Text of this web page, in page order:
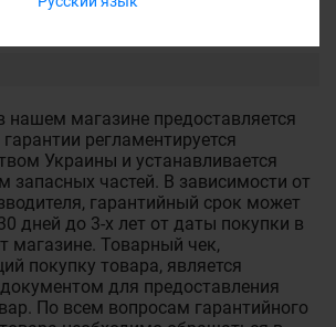
нашем магазине предоставляется
регламентируется
Украины и устанавливается
запасных частей. В зависимости от
гарантийный срок может
дней до 3-х лет от даты покупки в
магазине. Товарный чек,
покупку товара, является
для предоставления
По всем вопросам гарантийного